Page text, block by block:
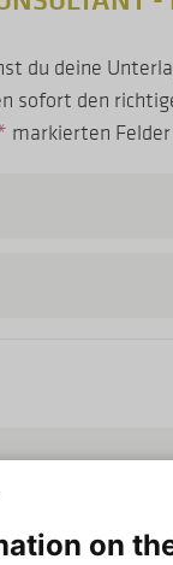
du deine
sofort den
markierten
on